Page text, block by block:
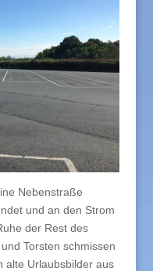
Nebenstraße
und an den Strom
der Rest des
Torsten schmissen
alte Urlaubsbilder aus